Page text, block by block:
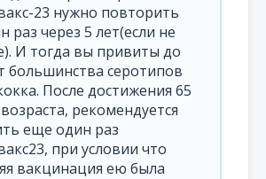
23 нужно повторить
раз через 5 лет(если не
И тогда вы привиты до
большинства серотипов
После достижения 65
рекомендуется
еще один раз
при условии что
вакцинация ею была